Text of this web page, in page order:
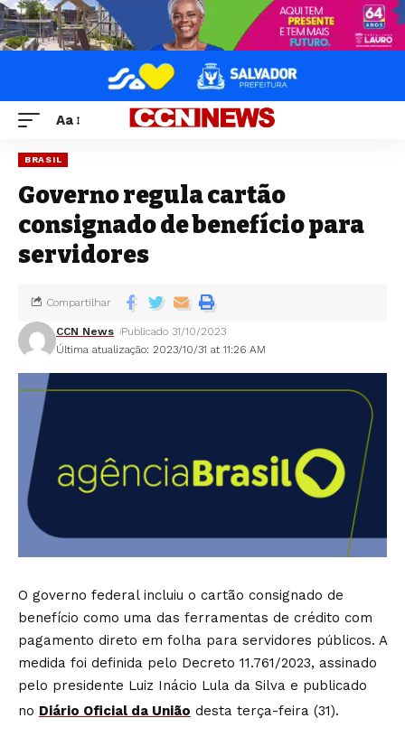
Aa
BRASIL
Governo regula cartão
consignado de benefício para
servidores
Última atualização: 2023/10/31 at 11:26 AM
CCN News Publicado 31/10/2023
Compartilhar
O governo federal incluiu o cartão consignado de
benefício como uma das ferramentas de crédito com
pagamento direto em folha para servidores públicos. A
medida foi definida pelo Decreto 11.761/2023, assinado
pelo presidente Luiz Inácio Lula da Silva e publicado
no Diário Oficial da União desta terça-feira (31).